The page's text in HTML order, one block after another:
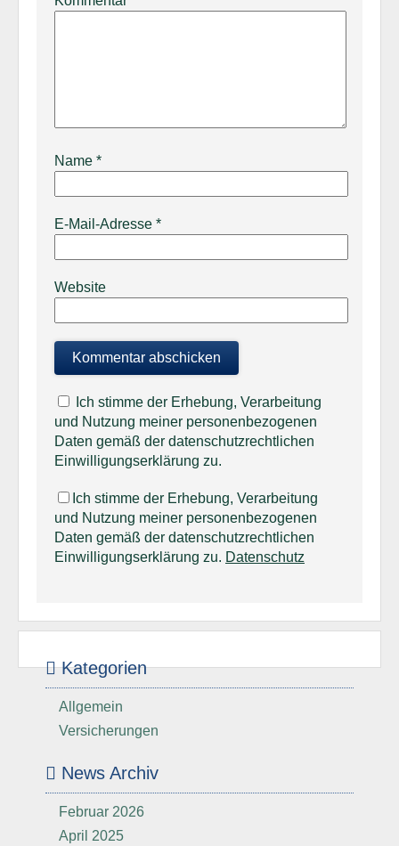
Name *
E-Mail-Adresse *
Website
Ich stimme der Erhebung, Verarbeitung
und Nutzung meiner personenbezogenen
Daten gemäß der datenschutzrechtlichen
Einwilligungserklärung zu.
Ich stimme der Erhebung, Verarbeitung
und Nutzung meiner personenbezogenen
Daten gemäß der datenschutzrechtlichen
Einwilligungserklärung zu. Datenschutz
Kategorien
Allgemein
Versicherungen
News Archiv
Februar 2026
April 2025